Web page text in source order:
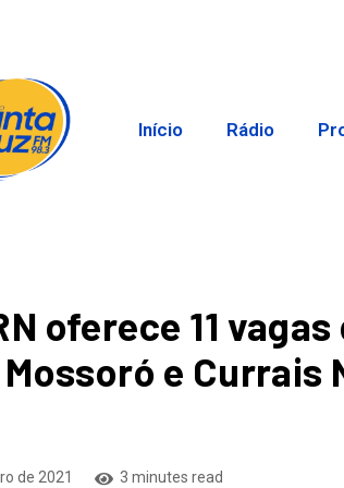
Início Rádio
oferece 11
e Currais
de 2021 3 minutes read